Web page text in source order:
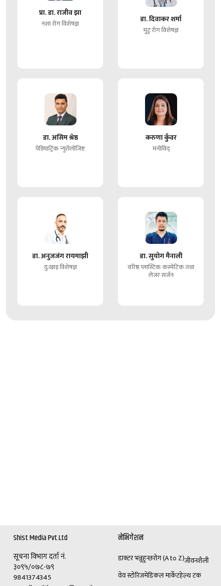
प्रा. डा. राजीव झा
नशा रोग विशेषज्ञ डा. दिवाकर शर्मा
मुटु रोग विशेषज्ञ
डा. असिम श्रेष्ठ
पेडियाट्रिक न्युरोलोजिष्ट
करुणा कुँवर
मनोविद्
डा. अनुजजंग रायमाझी
दु:खाइ विशेषज्ञ
डा. सुयोग मैनाली
वरिष्ठ प्लास्टिक कस्मेटिक तथा
लेजर सर्जन
Shist Media Pvt.Ltd
सूचना विभाग दर्ता नं.
३०९५/०७८-७९
9841374345
नेभिगेशन
डाक्टर भन्नुहुन्छरोग (A to Z)जीवनशैली
वेव स्टोरिजमेडिकल मार्केटहेल्थ टक